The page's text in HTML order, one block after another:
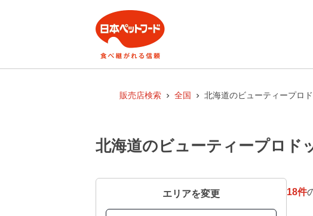
販売店検索 全国 北海道のビューティープロ
北海道のビューティープロド
エリアを変更 18件